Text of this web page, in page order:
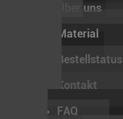
Über uns
Material
Bestellstatus
Kontakt
FAQ